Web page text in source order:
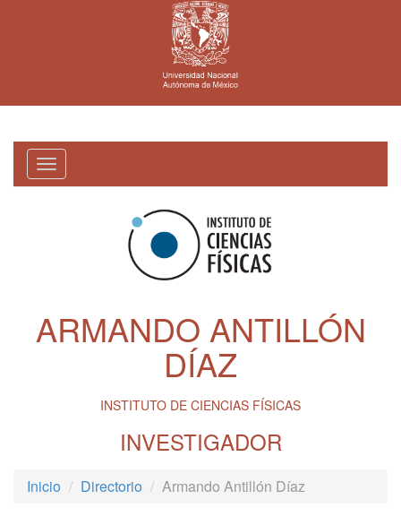
Toggle
navigation
ARMANDO ANTILLÓN
DÍAZ
INSTITUTO DE CIENCIAS FÍSICAS
INVESTIGADOR
Inicio Directorio Armando Antillón Díaz